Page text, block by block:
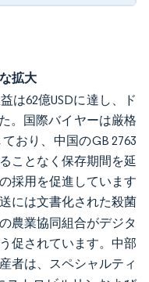
拡大
は62億USDに達し、ド
。国際バイヤーは厳格
おり、中国のGB 2763
ことなく保存期間を延
採用を促進しています
には文書化された殺菌
農業協同組合がデジタ
促されています。中部
者は、スペシャルティ